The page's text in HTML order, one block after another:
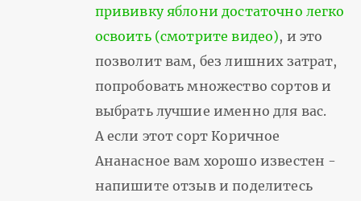
прививку яблони достаточно легко
освоить (смотрите видео), и это
позволит вам, без лишних затрат,
попробовать множество сортов и
выбрать лучшие именно для вас.
А если этот сорт Коричное
Ананасное вам хорошо известен -
напишите отзыв и поделитесь